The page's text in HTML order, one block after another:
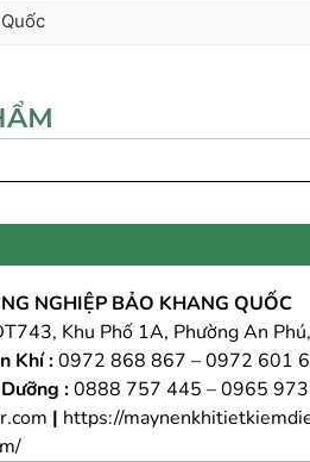
NGHIỆP BẢO KHANG QUỐC
Khu Phố 1A, Phường An
Khí :0972 868 867 – 0972 601
:0888 757 445 – 0965
| https://